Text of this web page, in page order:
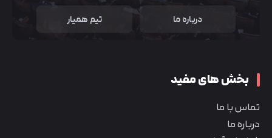
درباره ما تیم همیار
بخش های مفید
تماس با ما
درباره ما